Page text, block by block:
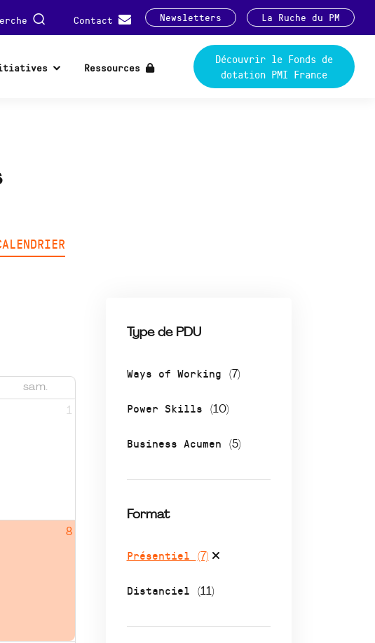
Contact Newsletters La Ruche du PM
Ressources
Découvrir le Fonds de
dotation PMI France
Type de PDU
Ways of Working (7)
Power Skills (10)
Business Acumen (5)
Format
Présentiel (7)
Distanciel (11)
sam.
1
8